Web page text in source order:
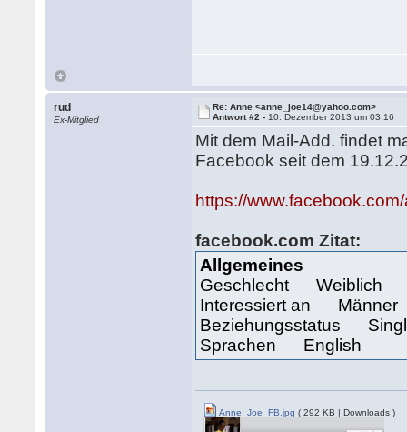
rud
Ex-Mitglied
Re: Anne <anne_joe14@yahoo.com>
Antwort #2 - 10. Dezember 2013 um 03:16
Mit dem Mail-Add. findet
Facebook seit dem
https://
facebook.com Zitat:
Allgemeines
Geschlecht Weiblich
Interessiert an Männer
Beziehungsstatus
Sprachen English
Anne_Joe_FB.jpg ( 292 KB | Downloads )